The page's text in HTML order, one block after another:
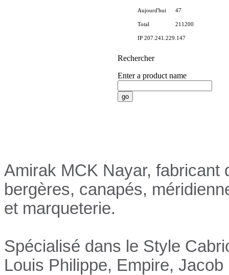
Aujourd'hui 47
Total 211200
IP 207.241.229.147
Rechercher
Enter a product name
Amirak MCK Nayar, fabricant
bergères, canapés,
et marqueterie.
Spécialisé dans le Style
Louis Philippe, Empire,